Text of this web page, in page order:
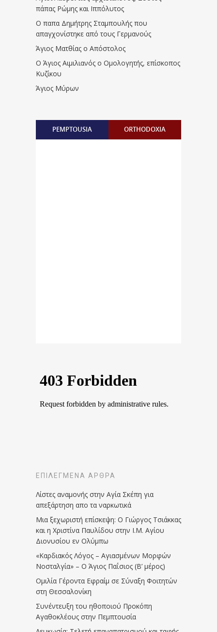
πάπας Ρώμης και Ιππόλυτος
Ο παπα Δημήτρης Σταμπουλής που
απαγχονίστηκε από τους Γερμανούς
Άγιος Ματθίας ο Απόστολος
Ο Άγιος Αιμιλιανός ο Ομολογητής, επίσκοπος
Κυζίκου
Άγιος Μύρων
PEMPTOUSIA ORTHODOXIA
ΕΠΙΛΕΓΜΈΝΑ ΆΡΘΡΑ
Λίστες αναμονής στην Αγία Σκέπη για
απεξάρτηση απο τα ναρκωτικά
Μια ξεχωριστή επίσκεψη: Ο Γιώργος Τσιάκκας
και η Χριστίνα Παυλίδου στην Ι.Μ. Αγίου
Διονυσίου εν Ολύμπω
«Καρδιακός Λόγος – Αγιασμένων Μορφών
Νοσταλγία» – Ο Άγιος Παΐσιος (Β’ μέρος)
Ομιλία Γέροντα Εφραίμ σε Σύναξη Φοιτητών
στη Θεσσαλονίκη
Συνέντευξη του ηθοποιού Προκόπη
Αγαθοκλέους στην Πεμπτουσία